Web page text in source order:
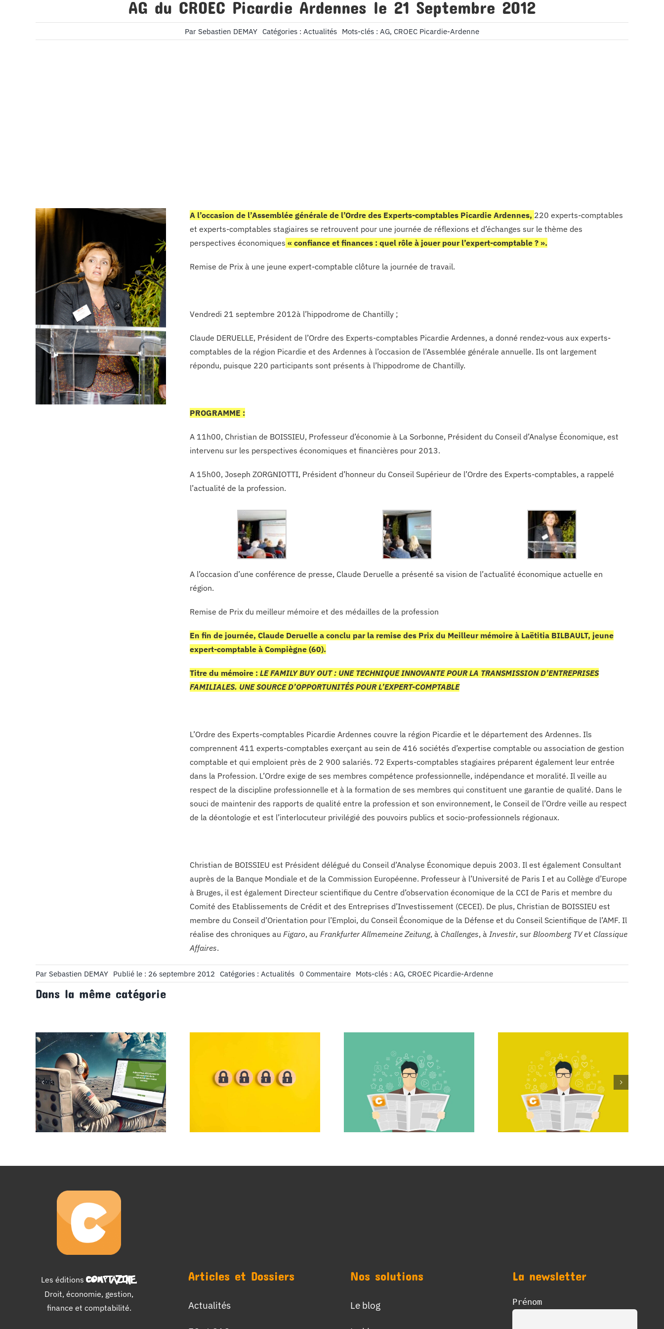
AG du CROEC Picardie Ardennes le 21 Septembre 2012
Par Sebastien DEMAY Catégories : Actualités Mots-clés : AG, CROEC Picardie-Ardenne
A l’occasion de l’Assemblée générale de l’Ordre des Experts-comptables Picardie Ardennes, 220 experts-comptables
et experts-comptables stagiaires se retrouvent pour une journée de réflexions et d’échanges sur le thème des
perspectives économiques « confiance et finances : quel rôle à jouer pour l’expert-comptable ? ».
Remise de Prix à une jeune expert-comptable clôture la journée de travail.
Vendredi 21 septembre 2012à l’hippodrome de Chantilly ;
Claude DERUELLE, Président de l’Ordre des Experts-comptables Picardie Ardennes, a donné rendez-vous aux experts-
comptables de la région Picardie et des Ardennes à l’occasion de l’Assemblée générale annuelle. Ils ont largement
répondu, puisque 220 participants sont présents à l’hippodrome de Chantilly.
PROGRAMME :
A 11h00, Christian de BOISSIEU, Professeur d’économie à La Sorbonne, Président du Conseil d’Analyse Économique, est
intervenu sur les perspectives économiques et financières pour 2013.
A 15h00, Joseph ZORGNIOTTI, Président d’honneur du Conseil Supérieur de l’Ordre des Experts-comptables, a rappelé
l’actualité de la profession.
A l’occasion d’une conférence de presse, Claude Deruelle a présenté sa vision de l’actualité économique actuelle en
région.
Remise de Prix du meilleur mémoire et des médailles de la profession
En fin de journée, Claude Deruelle a conclu par la remise des Prix du Meilleur mémoire à Laëtitia BILBAULT, jeune
expert-comptable à Compiègne (60).
Titre du mémoire : LE FAMILY BUY OUT : UNE TECHNIQUE INNOVANTE POUR LA TRANSMISSION D’ENTREPRISES
FAMILIALES. UNE SOURCE D’OPPORTUNITÉS POUR L’EXPERT-COMPTABLE
L’Ordre des Experts-comptables Picardie Ardennes couvre la région Picardie et le département des Ardennes. Ils
comprennent 411 experts-comptables exerçant au sein de 416 sociétés d’expertise comptable ou association de gestion
comptable et qui emploient près de 2 900 salariés. 72 Experts-comptables stagiaires préparent également leur entrée
dans la Profession. L’Ordre exige de ses membres compétence professionnelle, indépendance et moralité. Il veille au
respect de la discipline professionnelle et à la formation de ses membres qui constituent une garantie de qualité. Dans le
souci de maintenir des rapports de qualité entre la profession et son environnement, le Conseil de l’Ordre veille au respect
de la déontologie et est l’interlocuteur privilégié des pouvoirs publics et socio-professionnels régionaux.
Christian de BOISSIEU est Président délégué du Conseil d’Analyse Économique depuis 2003. Il est également Consultant
auprès de la Banque Mondiale et de la Commission Européenne. Professeur à l’Université de Paris I et au Collège d’Europe
à Bruges, il est également Directeur scientifique du Centre d’observation économique de la CCI de Paris et membre du
Comité des Etablissements de Crédit et des Entreprises d’Investissement (CECEI). De plus, Christian de BOISSIEU est
membre du Conseil d’Orientation pour l’Emploi, du Conseil Économique de la Défense et du Conseil Scientifique de l’AMF. Il
réalise des chroniques au Figaro, au Frankfurter Allmemeine Zeitung, à Challenges, à Investir, sur Bloomberg TVet Classique
Affaires.
Par Sebastien DEMAY Publié le : 26 septembre 2012 Catégories : Actualités 0 Commentaireon
AG
Mots-clés : AG, CROEC Picardie-Ardenne
Dans la même catégorie
plateforme
d’apprentissage
complète pour le BTS
Comptabilité et
Gestion
Comment protéger
Les éditions COMPTAZINE.
Droit, économie, gestion,
finance et comptabilité.
Articles et Dossiers
Actualités
Nos solutions
Le blog
La newsletter
Prénom